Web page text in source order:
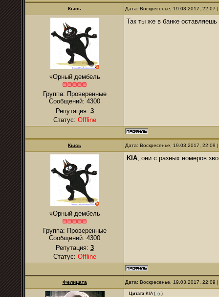
Кысь Дата: Воскресенье, 19.03.2017,
чОрный дембель
Группа: Проверенные
Сообщений: 4300
Репутация: 3
Статус: Offline
Так ты же в банке
Кысь Дата: Воскресенье, 19.03.2017,
чОрный дембель
Группа: Проверенные
Сообщений: 4300
Репутация: 3
Статус: Offline
KIA, они с разных номеров
Фелицата Дата: Воскресенье, 19.03.2017,
Цитата KIA(
)